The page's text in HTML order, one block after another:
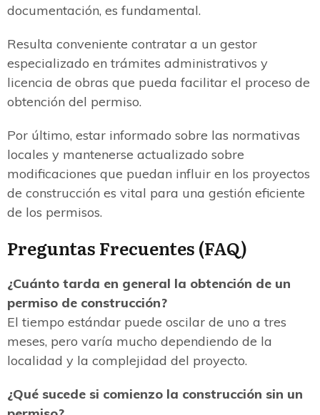
documentación, es fundamental.
Resulta conveniente contratar a un gestor
especializado en trámites administrativos y
licencia de obras que pueda facilitar el proceso de
obtención del permiso.
Por último, estar informado sobre las normativas
locales y mantenerse actualizado sobre
modificaciones que puedan influir en los proyectos
de construcción es vital para una gestión eficiente
de los permisos.
Preguntas Frecuentes (FAQ)
¿Cuánto tarda en general la obtención de un
permiso de construcción?
El tiempo estándar puede oscilar de uno a tres
meses, pero varía mucho dependiendo de la
localidad y la complejidad del proyecto.
¿Qué sucede si comienzo la construcción sin un